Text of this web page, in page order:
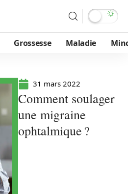
Grossesse Maladie
31 mars 2022
Comment soulager
une migraine
ophtalmique ?